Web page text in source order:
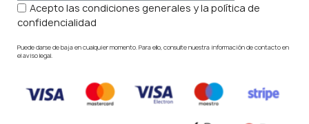
Acepto las condiciones generales y la política de
confidencialidad
Puede darse de baja en cualquier momento. Para ello, consulte nuestra información de contacto en
el aviso legal.